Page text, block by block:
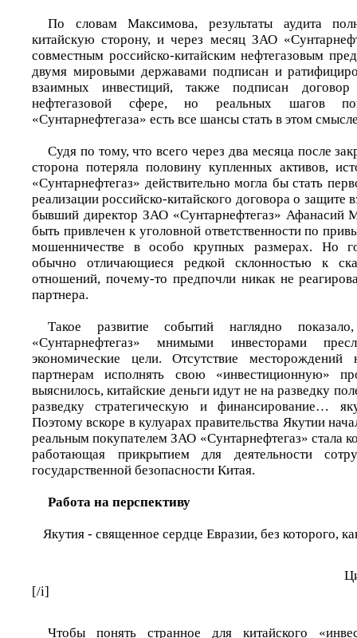
По словам Максимова, результаты аудита
китайскую сторону, и через месяц ЗАО
совместным российско-китайским нефтегазовым
двумя мировыми державами подписан и
взаимных инвестиций, также подписан
нефтегазовой сфере, но реальных шагов
«Сунтарнефтегаза» есть все шансы стать в этом
Судя по тому, что всего через два месяца после
сторона потеряла половину купленных активов,
«Сунтарнефтегаз» действительно могла бы стать
реализации российско-китайского договора о защите
бывший директор ЗАО «Сунтарнефтегаз» Афанасий
быть привлечен к уголовной ответственности по
мошенничестве в особо крупных размерах. Но
обычно отличающиеся редкой склонностью к
отношений, почему-то предпочли никак не
партнера.
Такое развитие событий наглядно
«Сунтарнефтегаз» мнимыми инвесторами
экономические цели. Отсутствие
партнерам исполнять свою «инвестиционную»
выяснилось, китайские деньги идут не на разведку
разведку стратегическую и финансирование…
Поэтому вскоре в кулуарах правительства Якутии
реальным покупателем ЗАО «Сунтарнефтегаз» стала
работающая прикрытием для деятельности
государственной безопасности Китая.
Работа на перспективу
Якутия - священное сердце Евразии, без которого,
[/i]
Чтобы понять странное для китайского